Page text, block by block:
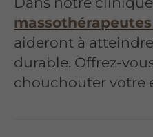
aideront à
durable. Offrez-
chouchouter votre